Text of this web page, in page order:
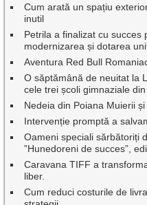
Cum arată un spațiu
inutil
Petrila a finalizat cu succes
modernizarea și dotarea
Aventura Red Bull
O săptămână de neuitat la
cele trei școli gimnaziale
Nedeia din Poiana Muierii
Intervenție promptă a
Oameni speciali sărbătoriți
”Hunedoreni de succes”,
Caravana TIFF a
liber.
Cum reduci costurile de